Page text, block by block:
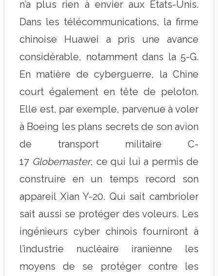
n’a plus rien à envier aux Etats-Unis.
Dans les télécommunications, la firme
chinoise Huawei a pris une avance
considérable, notamment dans la 5-G.
En matière de cyberguerre, la Chine
court également en tête de peloton.
Elle est, par exemple, parvenue à voler
à Boeing les plans secrets de son avion
de transport militaire C-
17 Globemaster, ce qui lui a permis de
construire en un temps record son
appareil Xian Y-20. Qui sait cambrioler
sait aussi se protéger des voleurs. Les
ingénieurs cyber chinois fourniront à
l’industrie nucléaire iranienne les
moyens de se protéger contre les